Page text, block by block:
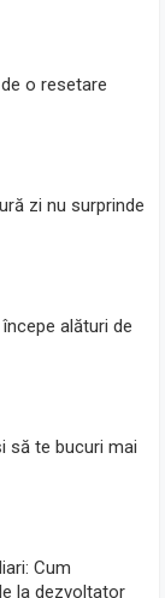
o resetare
zi nu surprinde
alături de
să te bucuri mai
Cum
la dezvoltator